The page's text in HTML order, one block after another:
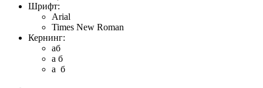
Шрифт:
Arial
Times New Roman
Кернинг:
aб
a б
a б